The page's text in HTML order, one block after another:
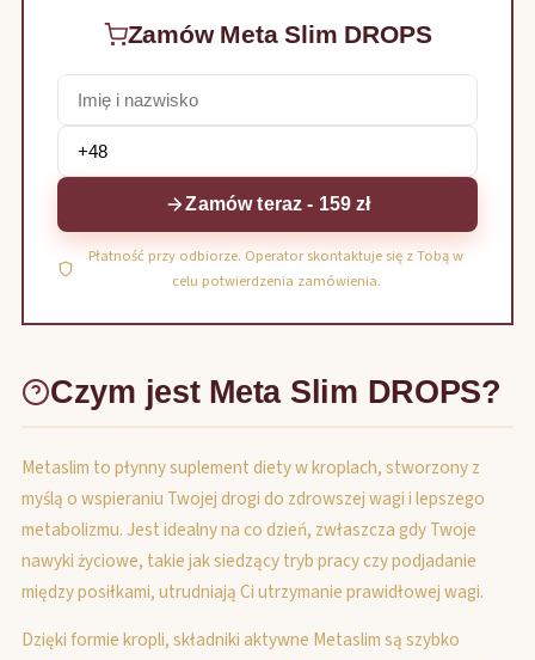
Zamów Meta Slim DROPS
Zamów teraz - 159 zł
Płatność przy odbiorze. Operator skontaktuje się z Tobą w
celu potwierdzenia zamówienia.
Czym jest Meta Slim DROPS?
Metaslim to płynny suplement diety w kroplach, stworzony z
myślą o wspieraniu Twojej drogi do zdrowszej wagi i lepszego
metabolizmu. Jest idealny na co dzień, zwłaszcza gdy Twoje
nawyki życiowe, takie jak siedzący tryb pracy czy podjadanie
między posiłkami, utrudniają Ci utrzymanie prawidłowej wagi.
Dzięki formie kropli, składniki aktywne Metaslim są szybko